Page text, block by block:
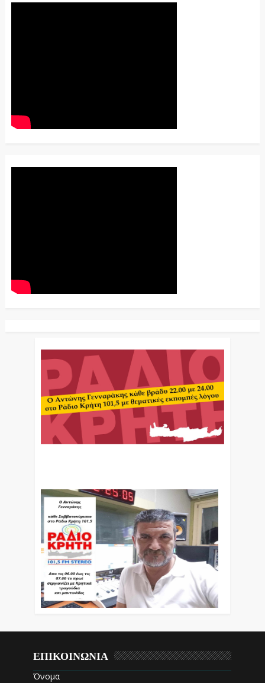
ΕΠΙΚΟΙΝΩΝΙΑ
Όνομα